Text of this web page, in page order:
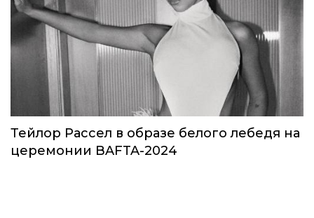
Тейлор Рассел в образе белого лебедя на
церемонии BAFTA-2024